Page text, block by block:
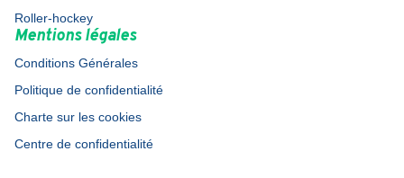
Roller-hockey
Mentions légales
Conditions Générales
Politique de confidentialité
Charte sur les cookies
Centre de confidentialité